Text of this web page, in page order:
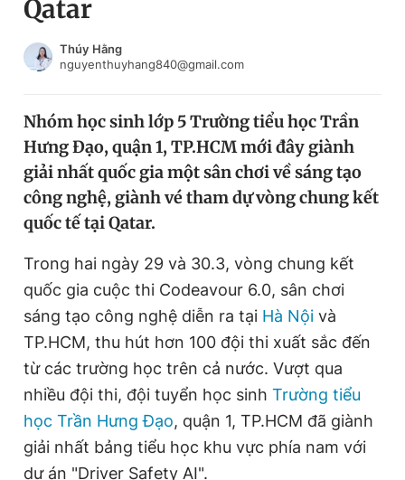
Chuyên mục khác
Chào ngày mới
Video Magazine
Sản phẩm khác
Tiện ích Bạn cần biết
Thông tin tòa soạn Liên hệ quảng cáo
Đọc Thanh Niên trên điện thoại
Đăng xuất
Qatar
Thúy Hằng
nguyenthuyhang840@gmail.com
Nhóm học sinh lớp 5 Trường tiểu học Trần
Hưng Đạo, quận 1, TP.HCM mới đây giành
giải nhất quốc gia một sân chơi về sáng tạo
công nghệ, giành vé tham dự vòng chung kết
quốc tế tại Qatar.
Trong hai ngày 29 và 30.3, vòng chung kết
quốc gia cuộc thi Codeavour 6.0, sân chơi
sáng tạo công nghệ diễn ra tại Hà Nội và
TP.HCM, thu hút hơn 100 đội thi xuất sắc đến
từ các trường học trên cả nước. Vượt qua
nhiều đội thi, đội tuyển học sinh Trường tiểu
học Trần Hưng Đạo, quận 1, TP.HCM đã giành
giải nhất bảng tiểu học khu vực phía nam với
dự án "Driver Safety AI".